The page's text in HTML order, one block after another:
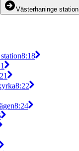
Västerhaninge station
8:18
8:22
8:24